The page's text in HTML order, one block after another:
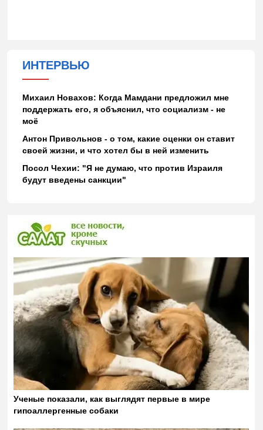
ИНТЕРВЬЮ
Михаил Новахов: Когда Мамдани предложил мне
поддержать его, я объяснил, что социализм - не
моё
Антон Привольнов - о том, какие оценки он ставит
своей жизни, и что хотел бы в ней изменить
Посол Чехии: "Я не думаю, что против Израиля
будут введены санкции"